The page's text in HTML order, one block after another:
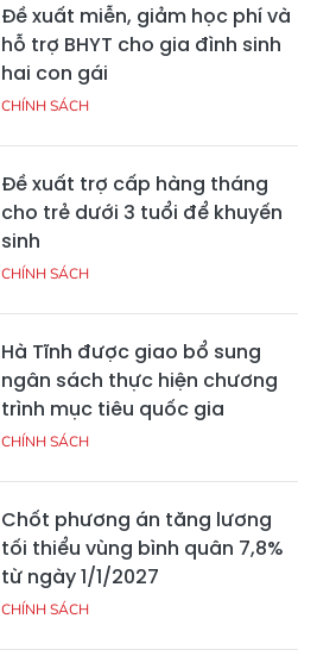
Đề xuất miễn, giảm học phí và
hỗ trợ BHYT cho gia đình sinh
hai con gái
CHÍNH SÁCH
Đề xuất trợ cấp hàng tháng
cho trẻ dưới 3 tuổi để khuyến
sinh
CHÍNH SÁCH
Hà Tĩnh được giao bổ sung
ngân sách thực hiện chương
trình mục tiêu quốc gia
CHÍNH SÁCH
Chốt phương án tăng lương
tối thiểu vùng bình quân 7,8%
từ ngày 1/1/2027
CHÍNH SÁCH